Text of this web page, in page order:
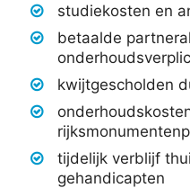
studiekosten en
betaalde
kwijtgescholden
tijdelijk verblijf
gehandicapten